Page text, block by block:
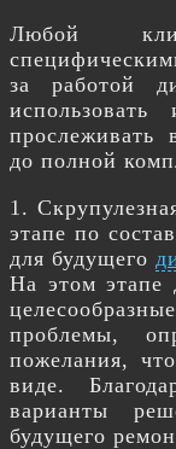
Любой
за работой
прослеживать
до полной
1.
этапе по
для будущего
На этом этапе
проблемы,
пожелания,
виде.
варианты
будущего